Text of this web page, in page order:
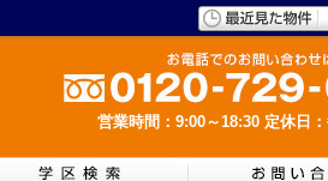
営業時間：9:00～18:30 定休日